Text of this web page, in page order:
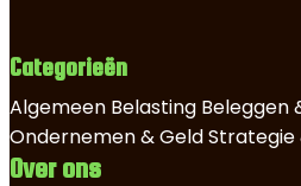
Categorieën
Algemeen Belasting Beleggen
Ondernemen & GeldStrategie
Over ons